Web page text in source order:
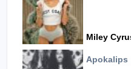
Miley
Apokalips